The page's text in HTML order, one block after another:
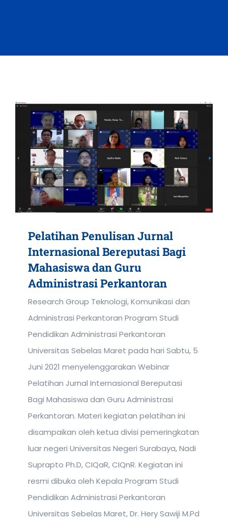
Pelatihan Penulisan Jurnal
Internasional Bereputasi Bagi
Mahasiswa dan Guru
Administrasi Perkantoran
Research Group Teknologi, Komunikasi dan
Administrasi Perkantoran Program Studi
Pendidikan Administrasi Perkantoran
Universitas Sebelas Maret pada hari Sabtu, 5
Juni 2021 menyelenggarakan Webinar
Pelatihan Jurnal Internasional Bereputasi
Bagi Mahasiswa dan Guru Administrasi
Perkantoran. Materi kegiatan pelatihan ini
disampaikan oleh ketua divisi pemeringkatan
luar negeri Universitas Negeri Surabaya, Nadi
Suprapto Ph.D, CIQaR, CIQnR. Kegiatan ini
resmi dibuka oleh Kepala Program Studi
Pendidikan Administrasi Perkantoran
Universitas Sebelas Maret, Dr. Hery Sawiji M.Pd